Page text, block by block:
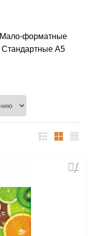
Мало-форматные
Стандартные А5